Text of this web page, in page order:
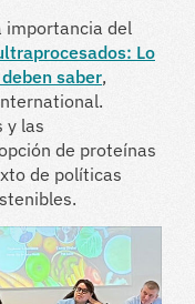
importancia del
Lo
saber,
y las
de proteínas
de políticas